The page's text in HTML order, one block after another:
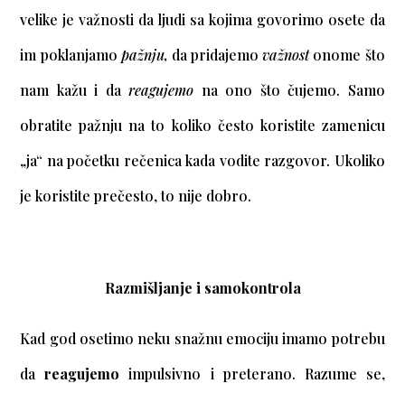
velike je važnosti da ljudi sa kojima govorimo osete da
im poklanjamo pažnju, da pridajemovažnostonome što
nam kažu i dareagujemo na ono što čujemo. Samo
obratite pažnju na to koliko često koristite zamenicu
„ja“ na početku rečenica kada vodite razgovor. Ukoliko
je koristite prečesto, to nije dobro.
Razmišljanje i samokontrola
Kad god osetimo neku snažnu emociju imamo potrebu
dareagujemo impulsivno i preterano. Razume se,